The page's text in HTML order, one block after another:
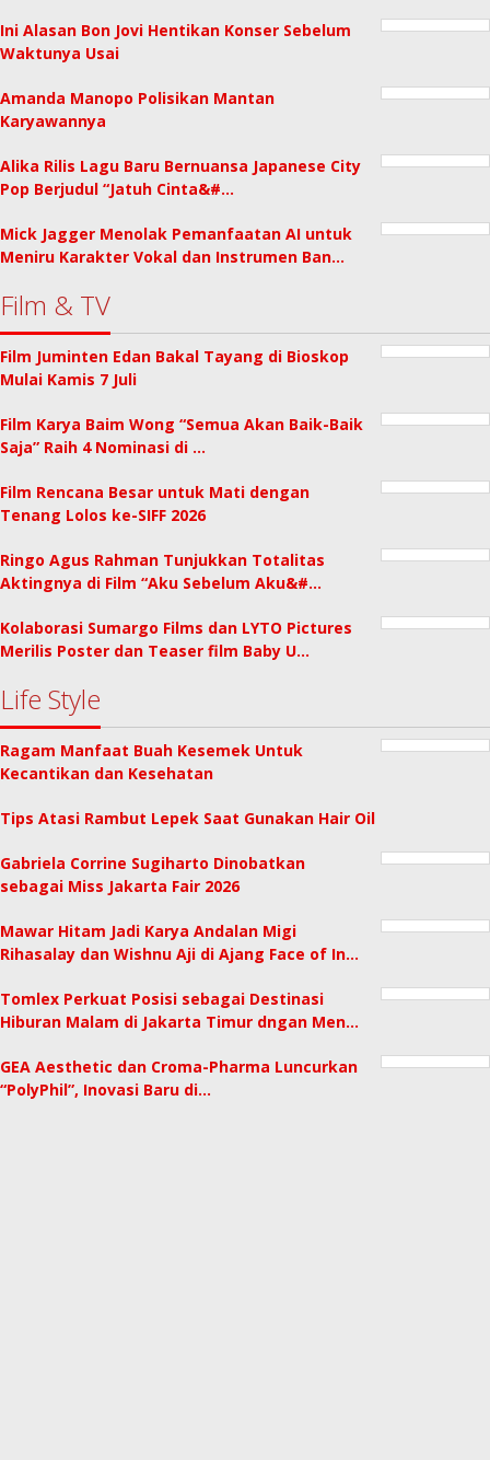
Ini Alasan Bon Jovi Hentikan Konser Sebelum
Waktunya Usai
Amanda Manopo Polisikan Mantan
Karyawannya
Alika Rilis Lagu Baru Bernuansa Japanese City
Pop Berjudul “Jatuh Cinta&#…
Mick Jagger Menolak Pemanfaatan AI untuk
Meniru Karakter Vokal dan Instrumen Ban…
Film & TV
Film Juminten Edan Bakal Tayang di Bioskop
Mulai Kamis 7 Juli
Film Karya Baim Wong “Semua Akan Baik-Baik
Saja” Raih 4 Nominasi di …
Film Rencana Besar untuk Mati dengan
Tenang Lolos ke-SIFF 2026
Ringo Agus Rahman Tunjukkan Totalitas
Aktingnya di Film “Aku Sebelum Aku&#…
Kolaborasi Sumargo Films dan LYTO Pictures
Merilis Poster dan Teaser film Baby U…
Life Style
Ragam Manfaat Buah Kesemek Untuk
Kecantikan dan Kesehatan
Tips Atasi Rambut Lepek Saat Gunakan Hair Oil
Gabriela Corrine Sugiharto Dinobatkan
sebagai Miss Jakarta Fair 2026
Mawar Hitam Jadi Karya Andalan Migi
Rihasalay dan Wishnu Aji di Ajang Face of In…
Tomlex Perkuat Posisi sebagai Destinasi
Hiburan Malam di Jakarta Timur dngan Men…
GEA Aesthetic dan Croma-Pharma Luncurkan
“PolyPhil”, Inovasi Baru di…